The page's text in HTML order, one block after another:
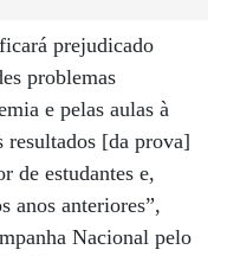
prejudicado
problemas
e pelas aulas à
resultados [da prova]
de estudantes e,
anos anteriores”,
Nacional pelo